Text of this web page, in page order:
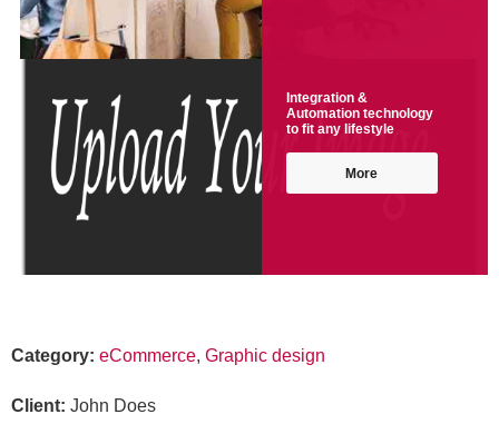
Integration &
Automation technology
to fit any lifestyle
More
Category: eCommerce, Graphic design
Client: John Does